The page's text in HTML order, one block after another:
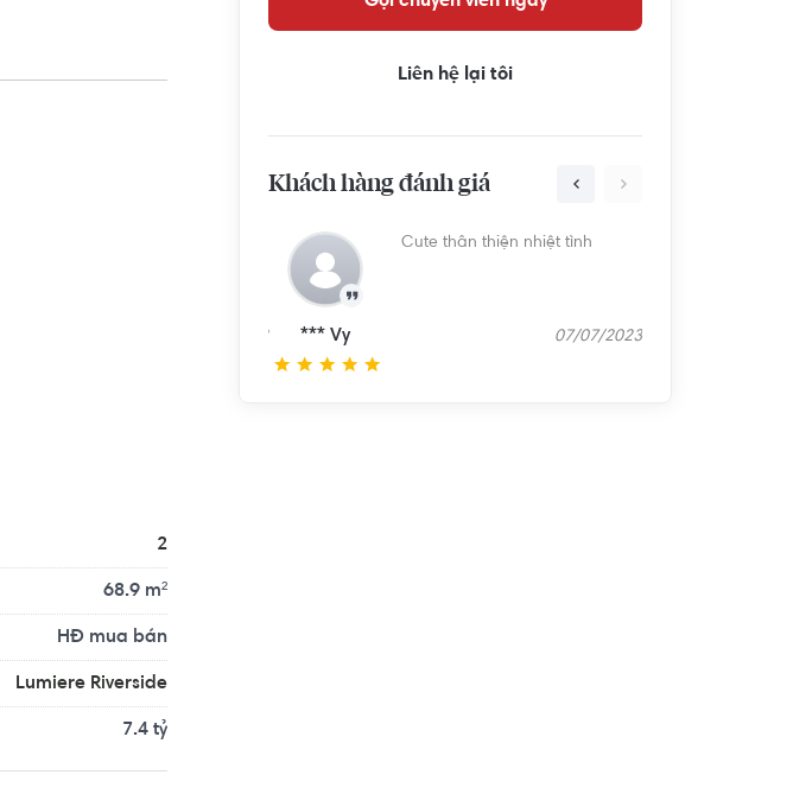
2
68.9 m²
HĐ mua bán
Lumiere Riverside
7.4 tỷ
Liên hệ lại tôi
Khách hàng đánh giá
*** Vy
Cute thân thiện nhiệt tình
07/07/2023